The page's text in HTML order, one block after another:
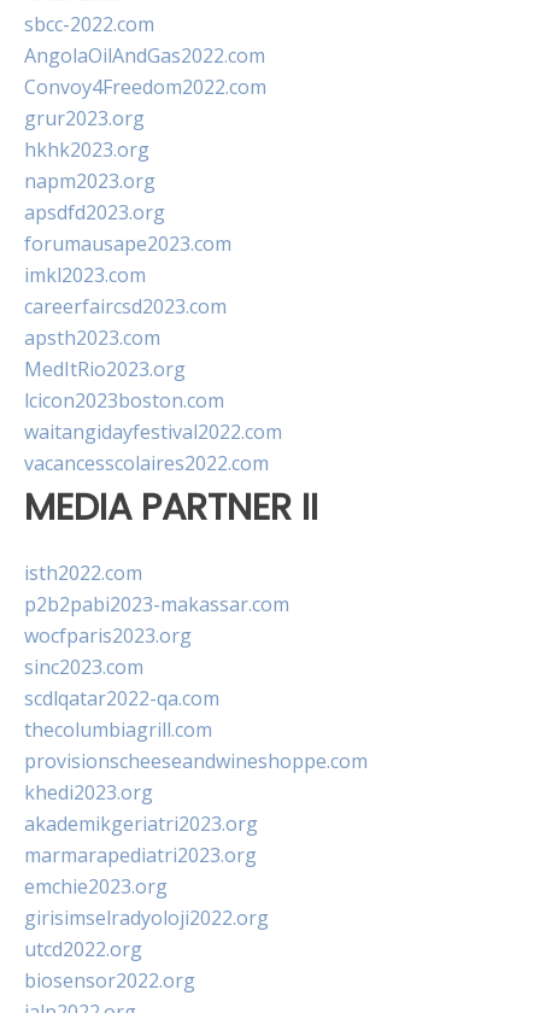
sbcc-2022.com
AngolaOilAndGas2022.com
Convoy4Freedom2022.com
grur2023.org
hkhk2023.org
napm2023.org
apsdfd2023.org
forumausape2023.com
imkl2023.com
careerfaircsd2023.com
apsth2023.com
MedItRio2023.org
lcicon2023boston.com
waitangidayfestival2022.com
vacancesscolaires2022.com
MEDIA PARTNER II
isth2022.com
p2b2pabi2023-makassar.com
wocfparis2023.org
sinc2023.com
scdlqatar2022-qa.com
thecolumbiagrill.com
provisionscheeseandwineshoppe.com
khedi2023.org
akademikgeriatri2023.org
marmarapediatri2023.org
emchie2023.org
girisimselradyoloji2022.org
utcd2022.org
biosensor2022.org